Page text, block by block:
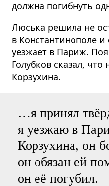
должна погибнуть
Люська решила не
в Константинополе
уезжает в Париж.
Голубков сказал, что
Корзухина.
…я принял
я уезжаю в
Корзухина, он
он обязан ей
он её погубил.